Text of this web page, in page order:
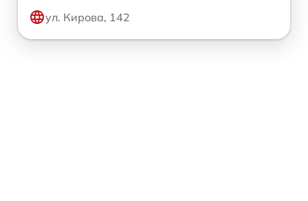
ул. Кирова, 142